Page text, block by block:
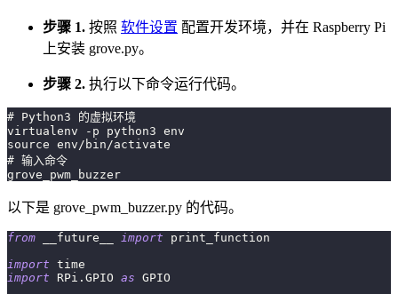
步骤 1. 按照 软件设置 配置开发环境，并在 Raspberry Pi
上安装 grove.py。
步骤 2. 执行以下命令运行代码。
# Python3 的虚拟环境
virtualenv -p python3 env
source env/bin/activate
# 输入命令
grove_pwm_buzzer
以下是 grove_pwm_buzzer.py 的代码。
from __future__ import print_function
import time
import RPi . GPIO as GPIO